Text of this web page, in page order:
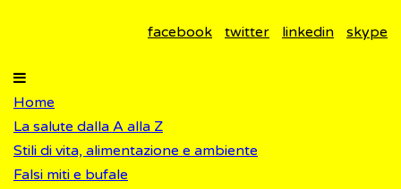
facebook twitter linkedin skype
Home
La salute dalla A alla Z
Stili di vita, alimentazione e ambiente
Falsi miti e bufale